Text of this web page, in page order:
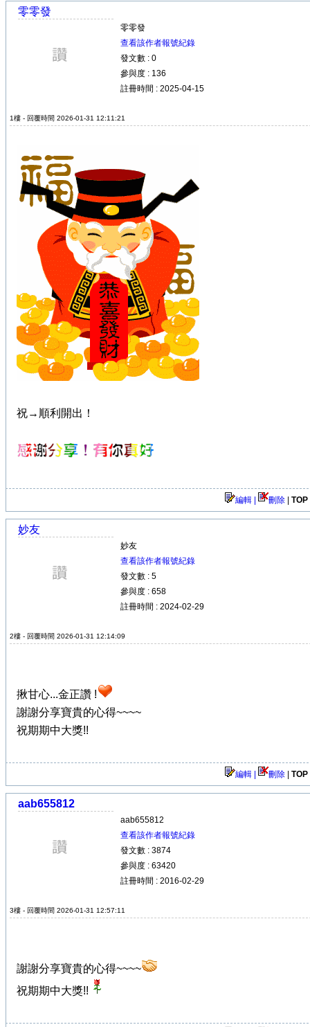
零零發
零零發
查看該作者報號紀錄
發文數 : 0
參與度 : 136
註冊時間 : 2025-04-15
1樓 - 回覆時間 2026-01-31 12:11:21
祝→順利開出！
編輯 | 刪除 TOP
妙友
妙友
查看該作者報號紀錄
發文數 : 5
參與度 : 658
註冊時間 : 2024-02-29
2樓 - 回覆時間 2026-01-31 12:14:09
揪甘心...金正讚 !
謝謝分享寶貴的心得~~~~
祝期期中大獎!!
編輯 | 刪除 TOP
aab655812
aab655812
查看該作者報號紀錄
發文數 : 3874
參與度 : 63420
註冊時間 : 2016-02-29
3樓 - 回覆時間 2026-01-31 12:57:11
謝謝分享寶貴的心得~~~~
祝期期中大獎!!